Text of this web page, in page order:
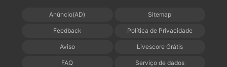
Anúncio(AD) Sitemap
Feedback Política de Privacidade
Aviso Livescore Grátis
FAQ Serviço de dados